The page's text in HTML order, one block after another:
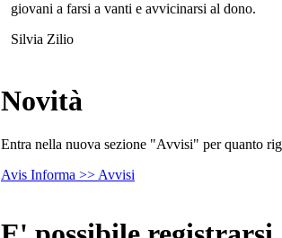
giovani a farsi a vanti e avvicinarsi al dono.
Silvia Zilio
Novità
Entra nella nuova sezione "Avvisi" per quanto
Avis Informa >> Avvisi